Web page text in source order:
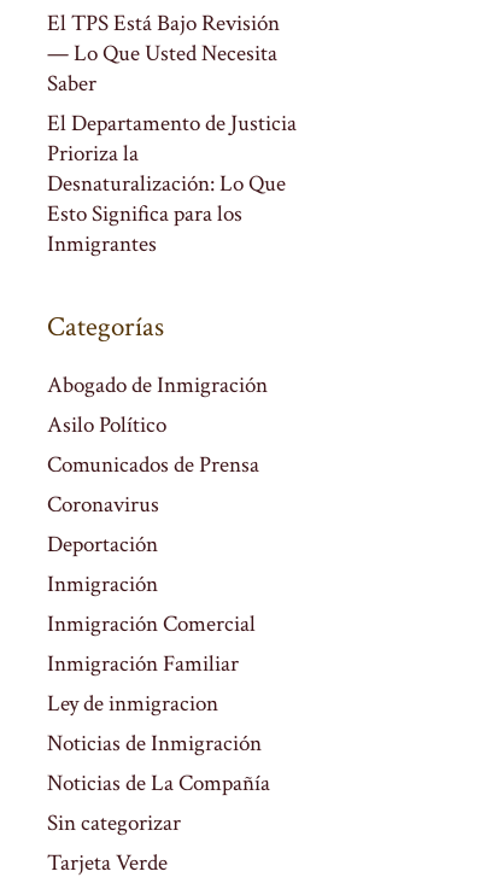
El TPS Está Bajo Revisión
— Lo Que Usted Necesita
Saber
El Departamento de Justicia
Prioriza la
Desnaturalización: Lo Que
Esto Significa para los
Inmigrantes
Categorías
Abogado de Inmigración
Asilo Político
Comunicados de Prensa
Coronavirus
Deportación
Inmigración
Inmigración Comercial
Inmigración Familiar
Ley de inmigracion
Noticias de Inmigración
Noticias de La Compañía
Sin categorizar
Tarjeta Verde